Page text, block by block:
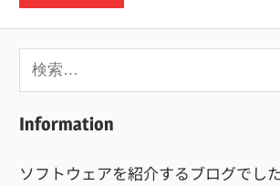
検
索:
Information
ソフトウェアを紹介するブログでし